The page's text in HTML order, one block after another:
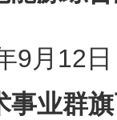
9月12
事业群